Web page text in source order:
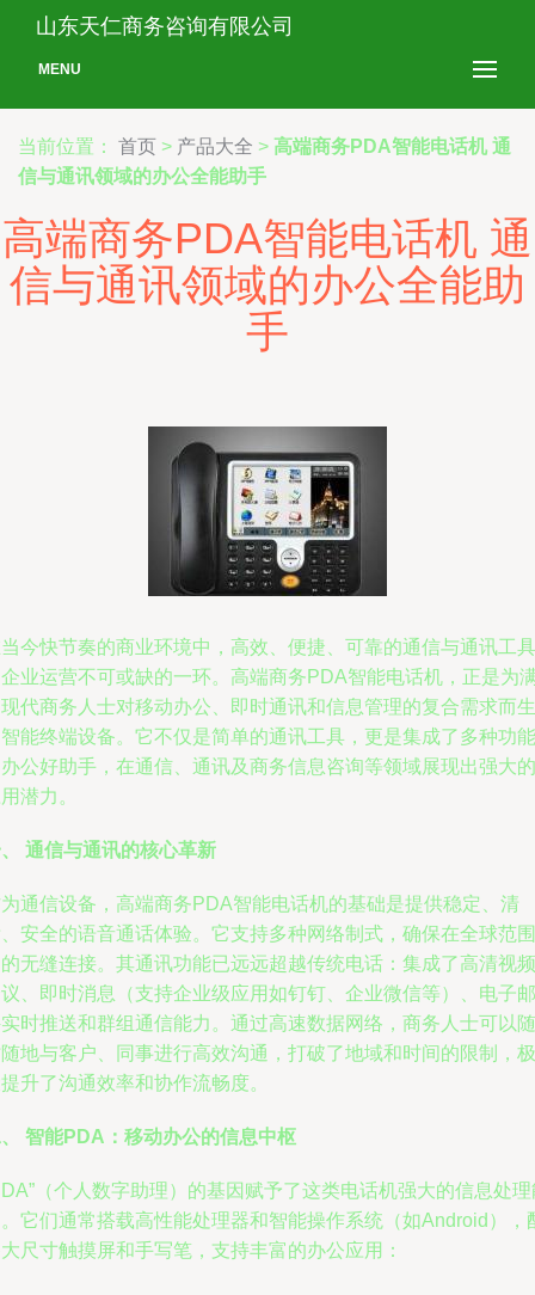
山东天仁商务咨询有限公司
MENU
当前位置： 首页 > 产品大全 > 高端商务PDA智能电话机 通
信与通讯领域的办公全能助手
高端商务PDA智能电话机 通
信与通讯领域的办公全能助
手
今快节奏的商业环境中，高效、便捷、可靠的通信与通讯工具
业运营不可或缺的一环。高端商务PDA智能电话机，正是为
代商务人士对移动办公、即时通讯和信息管理的复合需求而生
能终端设备。它不仅是简单的通讯工具，更是集成了多种功能
公好助手，在通信、通讯及商务信息咨询等领域展现出强大的
潜力。
通信与通讯的核心革新
通信设备，高端商务PDA智能电话机的基础是提供稳定、清
安全的语音通话体验。它支持多种网络制式，确保在全球范围
无缝连接。其通讯功能已远远超越传统电话：集成了高清视频
、即时消息（支持企业级应用如钉钉、企业微信等）、电子邮
时推送和群组通信能力。通过高速数据网络，商务人士可以随
地与客户、同事进行高效沟通，打破了地域和时间的限制，极
升了沟通效率和协作流畅度。
智能PDA：移动办公的信息中枢
（个人数字助理）的基因赋予了这类电话机强大的信息处
它们通常搭载高性能处理器和智能操作系统（如Android），
尺寸触摸屏和手写笔，支持丰富的办公应用：